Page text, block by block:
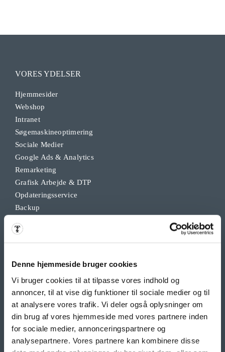
Denne hjemmeside bruger cookies
Vi bruger cookies til at tilpasse vores indhold og
annoncer, til at vise dig funktioner til sociale medier og til
at analysere vores trafik. Vi deler også oplysninger om
din brug af vores hjemmeside med vores partnere inden
for sociale medier, annonceringspartnere og
analysepartnere. Vores partnere kan kombinere disse
VORES YDELSER
Hjemmesider
Webshop
Intranet
Søgemaskineoptimering
Sociale Medier
Google Ads & Analytics
Remarketing
Grafisk Arbejde & DTP
Opdateringsservice
Backup
Indoor bannere
Outdoor Bannere
Roll Up Banner
Flex Display
Beachflag
Logo- og reklame måtter
Pallesvøb og Pallehætter